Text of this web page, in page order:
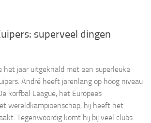
superveel dingen
het jaar uitgeknald met een superleuke
André heeft jarenlang op hoog niveau
korfbal League, het Europees
wereldkampioenschap, hij heeft het
Tegenwoordig komt hij bij veel clubs